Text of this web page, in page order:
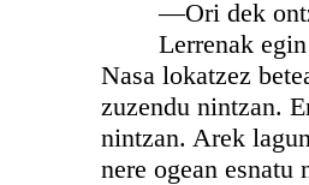
—Ori dek
Lerrenak egin
Nasa lokatzez
zuzendu nintzan.
nintzan. Arek
nere ogean esnatu